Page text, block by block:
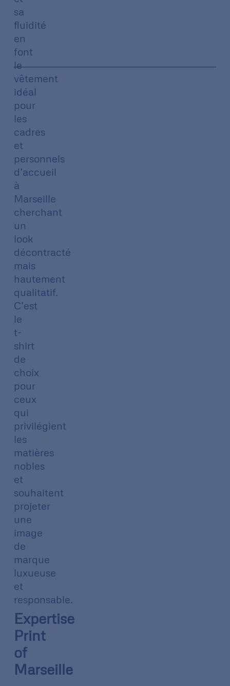
sa
fluidité
en
font
le
vêtement
idéal
pour
les
cadres
et
personnels
d’accueil
à
Marseille
cherchant
un
look
décontracté
mais
hautement
qualitatif.
C’est
le
t-
shirt
de
choix
pour
ceux
qui
privilégient
les
matières
nobles
et
souhaitent
projeter
une
image
de
marque
luxueuse
et
responsable.
Expertise
Print
of
Marseille